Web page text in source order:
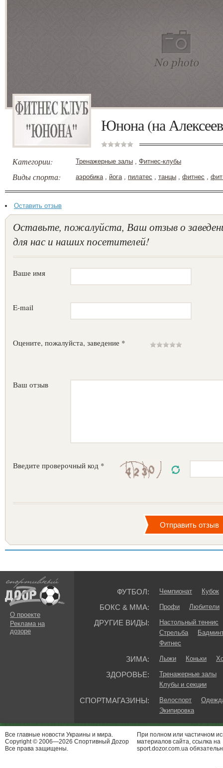
Юнона (на
Категории: Тренажерные залы , Фитнес-клубы
Виды спорта: аэробика, йога, пилатес , танцы , фитнес ,
Оставить отзыв
Оставьте, пожалуйста, Ваш отзыв о
для нас и наших посетителей!
Ваше имя
E-mail
Оцените, пожалуйста, заведение *
Ваш отзыв
Введите проверочный код *
О проекте
Реклама на
дозоре
ФУТБОЛ: Чемпионат Кубок
БОКС & ММА: Профи Любители
ДРУГИЕ ВИДЫ:
Настольный теннис
Стрельба
Фитнес
ЗИМА: Лыжи Коньки
ЗДОРОВЬЕ:
Тренажерные залы
Клубы и секции
СПОРТМАГАЗИНЫ: Велоспорт
Экипировка
Все главные новости Украины и мира.
Copyright © 2006—2026 Спортивный Доzор
Все права защищены.
При полном или частичном
материалов сайта, ссылка на
sport.dozor.com.ua